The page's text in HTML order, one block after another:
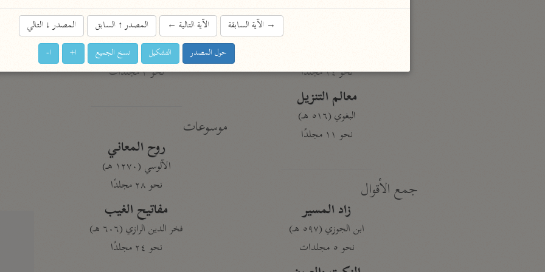
نحو ١٩ مجلدًا
الجامع لأحكام القرآن
نحو ٢٤ مجلدًا
معالم التنزيل
البغوي (٥١٦ هـ)
نحو ١١ مجلدًا
جمع الأقوال
زاد المسير
ابن الجوزي (٥٩٧ هـ)
نحو ٥ مجلدات
نحو ١١ مجلدًا
التسهيل لعلوم التنزيل
ابن جُزَيّ (٧٤١ هـ)
نحو ٣ مجلدات
موسوعات
روح المعاني
الآلوسي (١٢٧٠ هـ)
نحو ٢٨ مجلدًا
مفاتيح الغيب
فخر الدين الرازي (٦٠٦ هـ)
نحو ٢٤ مجلدًا
→الآية السابقة الآية التالية ← المصدر↑السابق المصدر↓التالي
حول المصدر التشكيل نسخ الجميع ا+ ا-